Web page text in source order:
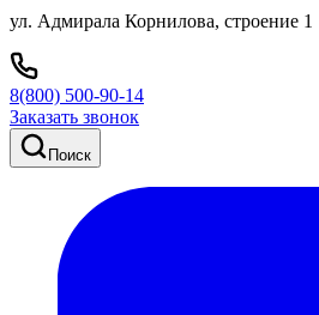
ул. Адмирала Корнилова, строение 1
8(800) 500-90-14
Заказать звонок
Поиск